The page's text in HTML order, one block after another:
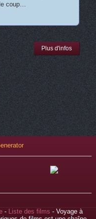
coup…
Plus d'infos
- Liste des films - Voyage à